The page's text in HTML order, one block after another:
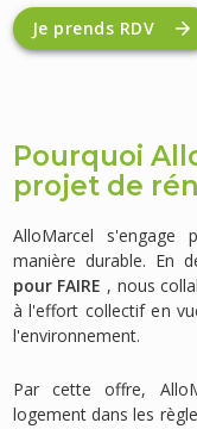
Je prends RDV
Pourquoi
projet de
AlloMarcel
manière durable. En
pour FAIRE , nous
à l'effort collectif en
l'environnement.
Par cette offre,
logement dans les